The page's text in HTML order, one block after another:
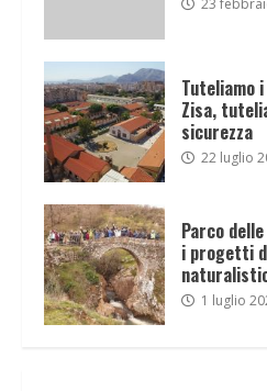
Tuteliamo
Zisa,
sicurezza
22 luglio
Parco
i progetti
1 luglio